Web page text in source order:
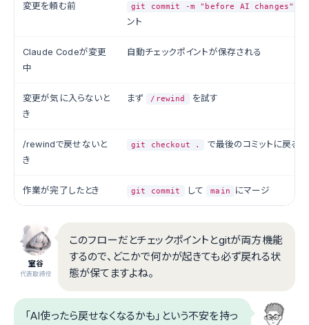
変更を頼む前 git commit -m "before AI changes"
ント
Claude Codeが変更
中
自動チェックポイントが保存される
変更が気に入らないと
き
まず /rewind を試す
/rewindで戻せないと
き
git checkout . で最後のコミットに戻る
作業が完了したとき git commit して main にマージ
室谷
代表取締役
このフローだとチェックポイントとgitが両方機能
するので、どこかで何かが起きても必ず戻れる状
態が保てますよね。
「AI使ったら戻せなくなるかも」という不安を持っ